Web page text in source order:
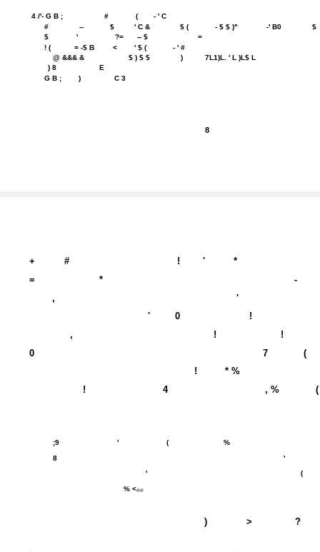
4 /'- G B ; # (
- ' C
#
-- $ ' C & $ ( - $ $ )" -' B0
$
$
' ?= -- $
=
! (
= -$ B < ' $ (
- ' #
@ &&& &
$ ) $ $ )
7L1)L. ' L )L$ L
) 8
E
G B ;
) C 3
8
+ # ! '
*
=
*
-
,
'
'
0
!
,
!
!
0
7
(
!
* %
!
4 , % (
;9 ' (
%
8
'
'
(
% <@@
) > ?